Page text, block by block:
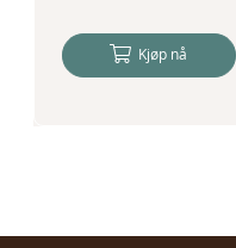
Kjøp nå